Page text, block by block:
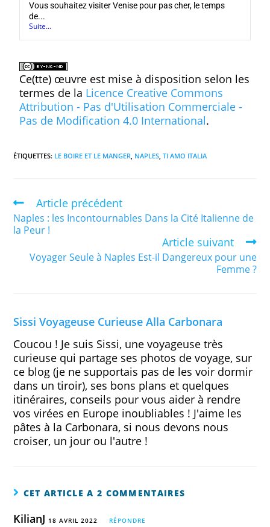
Vous souhaitez visiter Venise pour pas cher, le temps
de...
Suite...
Ce(tte) œuvre est mise à disposition selon les
termes de la Licence Creative Commons
Attribution - Pas d'Utilisation Commerciale -
Pas de Modification 4.0 International.
ÉTIQUETTES: LE BOIRE ET LE MANGER, NAPLES, TI AMO ITALIA
Article précédent
Naples : les Incontournables Dans la Cité Italienne de
la Peur !
Article suivant
Voyager Seule à Naples Est-il Dangereux pour une
Femme ?
Sissi Voyageuse Curieuse Alla Carbonara
Coucou ! Je suis Sissi, une voyageuse très
curieuse qui partage ses photos de voyage, sur
ce blog (je ne supportais pas de les voir dormir
dans un tiroir), ses bons plans et quelques
itinéraires, conseils pour vous aider à rendre
vos virées en Europe inoubliables ! J'aime les
pâtes à la Carbonara, si nous devons nous
croiser, un jour ou l'autre !
CET ARTICLE A 2 COMMENTAIRES
KilianJ 18 AVRIL 2022 RÉPONDRE